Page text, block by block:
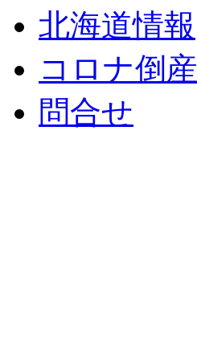
北海道情報
コロナ倒産
問合せ